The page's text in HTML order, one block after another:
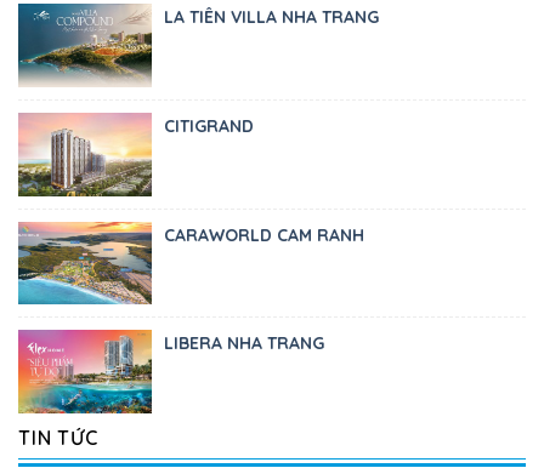
LA TIÊN VILLA NHA TRANG
CITIGRAND
CARAWORLD CAM RANH
LIBERA NHA TRANG
TIN TỨC